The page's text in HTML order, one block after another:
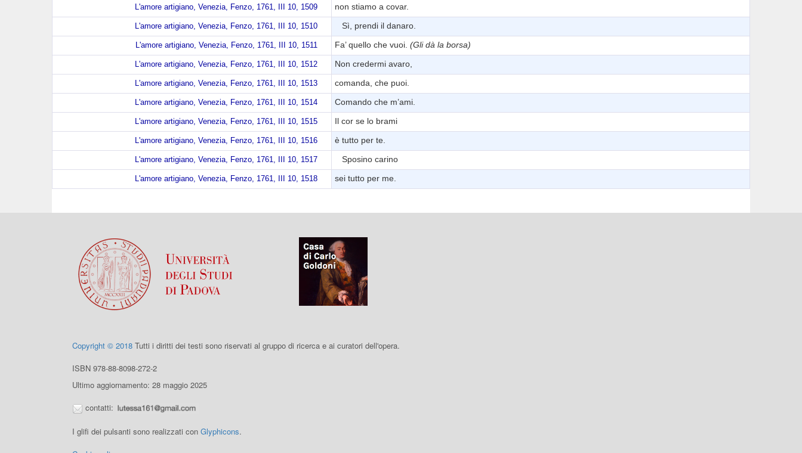
L'amore artigiano, Venezia, Fenzo, 1761, III 10, 1509 non stiamo a covar.
L'amore artigiano, Venezia, Fenzo, 1761, III 10, 1510 Sì, prendi il danaro.
L'amore artigiano, Venezia, Fenzo, 1761, III 10, 1511 Fa’ quello che vuoi.(Gli dà la borsa)
L'amore artigiano, Venezia, Fenzo, 1761, III 10, 1512 Non credermi avaro,
L'amore artigiano, Venezia, Fenzo, 1761, III 10, 1513 comanda, che puoi.
L'amore artigiano, Venezia, Fenzo, 1761, III 10, 1514 Comando che m’ami.
L'amore artigiano, Venezia, Fenzo, 1761, III 10, 1515 Il cor se lo brami
L'amore artigiano, Venezia, Fenzo, 1761, III 10, 1516 è tutto per te.
L'amore artigiano, Venezia, Fenzo, 1761, III 10, 1517 Sposino carino
L'amore artigiano, Venezia, Fenzo, 1761, III 10, 1518 sei tutto per me.
Copyright © 2018 Tutti i diritti dei testi sono riservati al gruppo di ricerca e ai curatori dell'opera.
ISBN 978-88-8098-272-2
Ultimo aggiornamento: 28 maggio 2025
contatti:
I glifi dei pulsanti sono realizzati con Glyphicons.